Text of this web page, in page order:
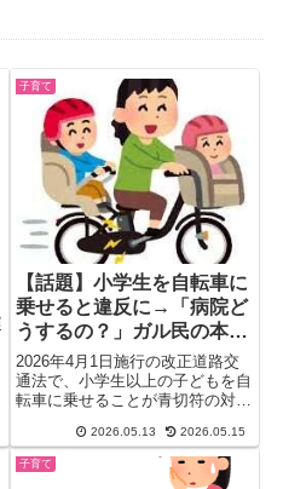
子育て
【話題】小学生を自転車に
乗せると違反に→「病院ど
うするの？」ガル民の本音
まとめ
2026年4月1日施行の改正道路交
通法で、小学生以上の子どもを自
転車に乗せることが青切符の対象
2026.05.13 2026.05.15
子育て